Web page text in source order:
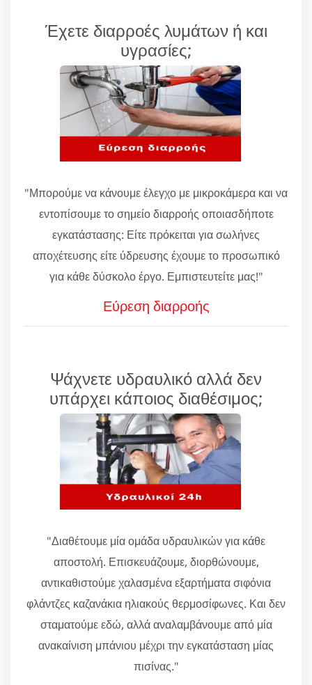
Έχετε διαρροές λυμάτων ή και
υγρασίες;
"Μπορούμε να κάνουμε έλεγχο με μικροκάμερα και να
εντοπίσουμε το σημείο διαρροής οποιασδήποτε
εγκατάστασης: Είτε πρόκειται για σωλήνες
αποχέτευσης είτε ύδρευσης έχουμε το προσωπικό
για κάθε δύσκολο έργο. Εμπιστευτείτε μας!"
Εύρεση διαρροής
Ψάχνετε υδραυλικό αλλά δεν
υπάρχει κάποιος διαθέσιμος;
"Διαθέτουμε μία ομάδα υδραυλικών για κάθε
αποστολή. Επισκευάζουμε, διορθώνουμε,
αντικαθιστούμε χαλασμένα εξαρτήματα σιφόνια
φλάντζες καζανάκια ηλιακούς θερμοσίφωνες. Και δεν
σταματούμε εδώ, αλλά αναλαμβάνουμε από μία
ανακαίνιση μπάνιου μέχρι την εγκατάσταση μίας
πισίνας."